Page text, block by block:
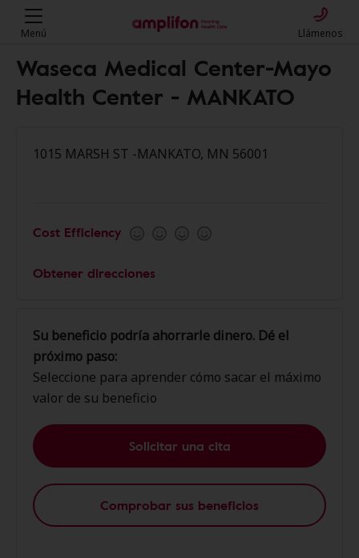
Menú Llámenos
Waseca Medical Center-Mayo
Health Center - MANKATO
1015 MARSH ST -MANKATO, MN 56001
Cost Efficiency
Obtener direcciones
Su beneficio podría ahorrarle dinero. Dé el
próximo paso:
Seleccione para aprender cómo sacar el máximo
valor de su beneficio
Solicitar una cita
Comprobar sus beneficios